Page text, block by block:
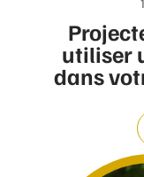
utiliser
dans